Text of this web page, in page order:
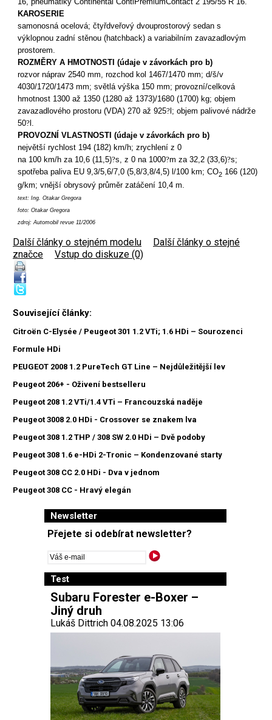
KAROSERIE
samonosná ocelová; čtyřdveřový dvouprostorový sedan s
výklopnou zadní stěnou (hatchback) a variabilním zavazadlovým
prostorem.
ROZMĚRY A HMOTNOSTI (údaje v závorkách pro b)
rozvor náprav 2540 mm, rozchod kol 1467/1470 mm; d/š/v
4030/1720/1473 mm; světlá výška 150 mm; provozní/celková
hmotnost 1300 až 1350 (1280 až 1373)/1680 (1700) kg; objem
zavazadlového prostoru (VDA) 270 až 925? l; objem palivové nádrže
50?
PROVOZNÍ VLASTNOSTI (údaje v závorkách pro b)
největší rychlost 194 (182) km/h; zrychlení z 0
na 100 km/h za 10,6 (11,5)?s, z 0 na 1000?m za 32,2 (33,6)?s;
spotřeba paliva EU 9,3/5,6/7,0 (5,8/3,8/4,5) l/100 km; CO2 166 (120)
g/km; vnější obrysový průměr zatáčení 10,4 m.
text: Ing. Otakar Gregora
foto: Otakar Gregora
zdroj: Automobil revue 11/2006
Další články o stejném modelu
Další články o stejné
značce
Vstup do diskuze (0)
Související články:
Citroën C-Elysée / Peugeot 301 1.2 VTi; 1.6 HDi – Sourozenci
Formule HDi
PEUGEOT 2008 1.2 PureTech GT Line – Nejdůležitější lev
Peugeot 206+ - Oživení bestselleru
Peugeot 208 1.2 VTi/1.4 VTi – Francouzská naděje
Peugeot 3008 2.0 HDi - Crossover se znakem lva
Peugeot 308 1.2 THP / 308 SW 2.0 HDi – Dvě podoby
Peugeot 308 1.6 e-HDi 2-Tronic – Kondenzované starty
Peugeot 308 CC 2.0 HDi - Dva v jednom
Peugeot 308 CC - Hravý elegán
Newsletter
Přejete si odebírat newsletter?
Test
Subaru Forester e-Boxer –
Jiný druh
Lukáš Dittrich 04.08.2025 13:06